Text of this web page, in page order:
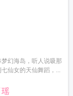
幻海岛，听人说吸那
仙女的天仙舞蹈，...